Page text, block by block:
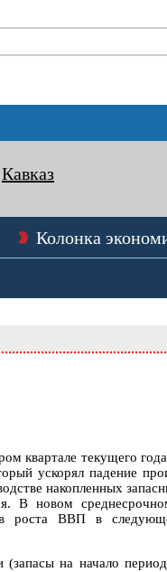
Кавказ
Колонка
квартале текущего
ускорял падение
накопленных
В новом
роста ВВП в
(запасы на начало